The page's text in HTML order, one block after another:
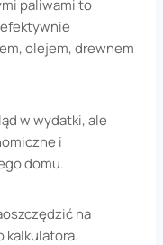
paliwami to
olejem, drewnem
w wydatki, ale
i
domu.
na
kalkulatora.